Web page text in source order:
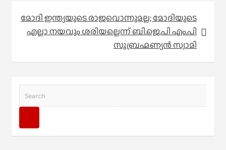
മോദി ഇന്ത്യയുടെ രാജവൊന്നുമല്ല; മോദിയുടെ
എല്ലാ നയവും ശരിയല്ലെന്ന് ബി.ജെ.പി എം.പി
സുബ്രഹ്മണ്യന്‍ സ്വാമി
e
r